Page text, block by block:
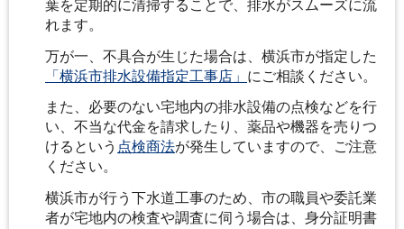
葉を定期的に清掃することで、排水がスムーズに流
れます。
万が一、不具合が生じた場合は、横浜市が指定した
「横浜市排水設備指定工事店」 にご相談ください。
また、必要のない宅地内の排水設備の点検などを行
い、不当な代金を請求したり、薬品や機器を売りつ
けるという 点検商法が発生していますので、ご注意
ください。
横浜市が行う下水道工事のため、市の職員や委託業
者が宅地内の検査や調査に伺う場合は、身分証明書